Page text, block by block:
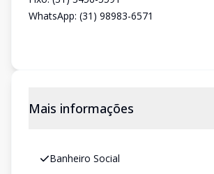
WhatsApp: (31) 98983-6571
Mais informações
Banheiro Social